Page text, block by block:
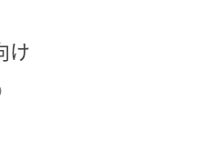
け